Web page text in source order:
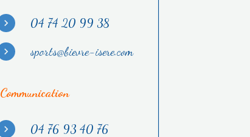
04 74 20 99 38
sports@bievre-isere.com
Communication
04 76 93 40 76